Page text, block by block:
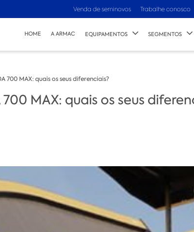
Venda de seminovos Trabalhe conosco
HOME A ARMAC EQUIPAMENTOS SEGMENTOS
700 MAX: quais os seus diferenciais?
MAX: quais os seus